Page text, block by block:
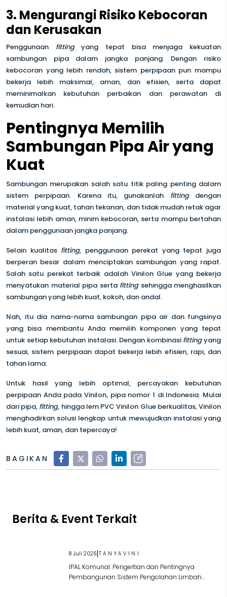
3. Mengurangi Risiko Kebocoran
dan Kerusakan
Penggunaan fittingyang tepat bisa menjaga kekuatan
sambungan pipa dalam jangka panjang. Dengan risiko
kebocoran yang lebih rendah, sistem perpipaan pun mampu
bekerja lebih maksimal, aman, dan efisien, serta dapat
meminimalkan kebutuhan perbaikan dan perawatan di
kemudian hari.
Pentingnya Memilih
Sambungan Pipa Air yang
Kuat
Sambungan merupakan salah satu titik paling penting dalam
sistem perpipaan. Karena itu, gunakanlah fittingdengan
material yang kuat, tahan tekanan, dan tidak mudah retak agar
instalasi lebih aman, minim kebocoran, serta mampu bertahan
dalam penggunaan jangka panjang.
Selain kualitas fitting, penggunaan perekat yang tepat juga
berperan besar dalam menciptakan sambungan yang rapat.
Salah satu perekat terbaik adalah Vinilon Glue yang bekerja
menyatukan material pipa serta fitting sehingga menghasilkan
sambungan yang lebih kuat, kokoh, dan andal.
Nah, itu dia nama-nama sambungan pipa air dan fungsinya
yang bisa membantu Anda memilih komponen yang tepat
untuk setiap kebutuhan instalasi. Dengan kombinasi fittingyang
sesuai, sistem perpipaan dapat bekerja lebih efisien, rapi, dan
tahan lama.
Untuk hasil yang lebih optimal, percayakan kebutuhan
perpipaan Anda pada Vinilon, pipa nomor 1 di Indonesia. Mulai
dari pipa, fitting, hingga lem PVC Vinilon Glue berkualitas, Vinilon
menghadirkan solusi lengkap untuk mewujudkan instalasi yang
lebih kuat, aman, dan tepercaya!
BAGIKAN
Berita & Event Terkait
8 Juli 2026|TANYAVINI
IPAL Komunal: Pengertian dan Pentingnya
Pembangunan Sistem Pengolahan Limbah